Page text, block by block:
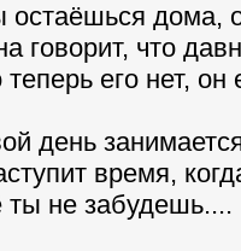
остаёшься дома,
говорит, что
теперь его нет,
день
время,
ты не забудешь....